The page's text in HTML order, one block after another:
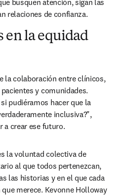
busquen atención, sigan las
relaciones de confianza.
en la equidad
la colaboración entre clínicos,
y comunidades.
pudiéramos hacer que la
inclusiva?",
a crear ese futuro.
la voluntad colectiva de
al que todos pertenezcan,
las historias y en el que cada
merece. Kevonne Holloway